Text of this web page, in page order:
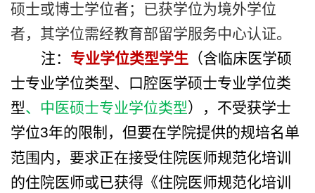
硕士或博士学位者；已获学位为境外学位
者，其学位需经教育部留学服务中心认证。
注： 专业学位类型学生 （含临床医学硕
士专业学位类型、口腔医学硕士专业学位类
型、中医硕士专业学位类型），不受获学士
学位3年的限制，但要在学院提供的规培名单
范围内，要求正在接受住院医师规范化培训
的住院医师或已获得《住院医师规范化培训